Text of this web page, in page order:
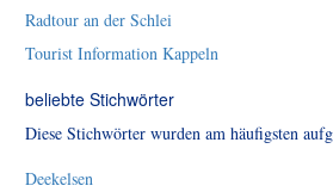
Radtour an der Schlei
Tourist Information Kappeln
beliebte Stichwörter
Diese Stichwörter wurden am häufigsten
Deekelsen